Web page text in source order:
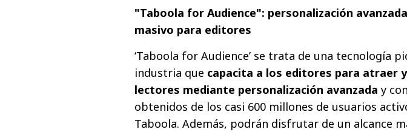
"Taboola for Audience": personalización
masivo para editores
‘Taboola for Audience’ se trata de una tecnología
industria que capacita a los editores para atraer
lectores mediante personalización avanzada y
obtenidos de los casi 600 millones de usuarios
Taboola. Además, podrán disfrutar de un alcance